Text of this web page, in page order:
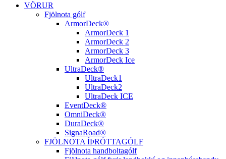
VÖRUR
Fjölnota gólf
ArmorDeck®
ArmorDeck 1
ArmorDeck 2
ArmorDeck 3
ArmorDeck Ice
UltraDeck®
UltraDeck1
UltraDeck2
UltraDeck ICE
EventDeck®
OmniDeck®
DuraDeck®
SignaRoad®
FJÖLNOTA ÍÞRÓTTAGÓLF
Fjölnota handboltagólf